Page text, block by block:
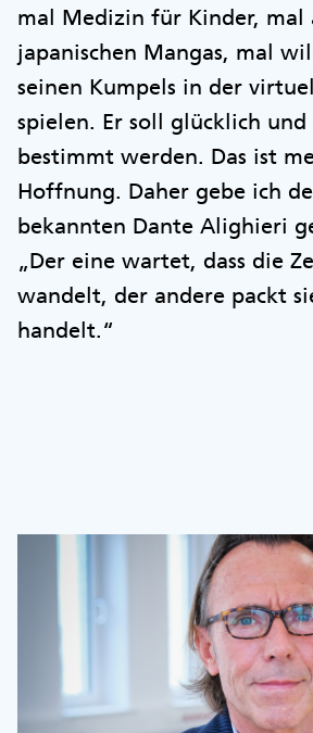
mal Medizin für Kinder, mal
japanischen Mangas, mal
seinen Kumpels in der
spielen. Er soll glücklich und
bestimmt werden. Das ist
Hoffnung. Daher gebe ich
bekannten Dante Alighieri
„Der eine wartet, dass die
wandelt, der andere packt
handelt.“